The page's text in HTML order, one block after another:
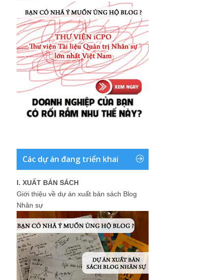
Các dự án đang triển khai
I. XUẤT BẢN SÁCH
Giới thiệu về dự án xuất bản sách Blog
Nhân sự